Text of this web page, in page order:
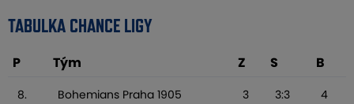
TABULKA CHANCE LIGY
P Tým Z S B
8. Bohemians Praha 1905 3 3:3 4